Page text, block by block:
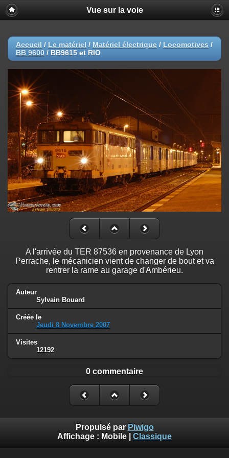
Vue sur la voie
Accueil / Le matériel / Matériel électrique / Locomotives /
BB 9600 / BB9615 et RIO
A l'arrivée du TER 87536 en provenance de Lyon
Perrache, le mécanicien vient de changer de bout et va
rentrer la rame au garage d'Ambérieu.
Auteur
Sylvain Bouard
Créée le
Jeudi 8 Novembre 2007
Visites
12192
0 commentaire
Propulsé par Piwigo
Affichage : Mobile Classique